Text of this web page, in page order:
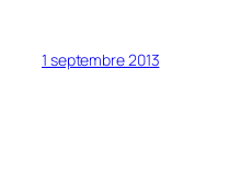
1 septembre 2013